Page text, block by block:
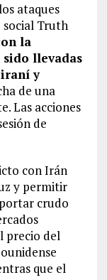
ataques
social Truth
la
llevadas
y
de una
Las acciones
de
con Irán
y permitir
crudo
precio del
que el